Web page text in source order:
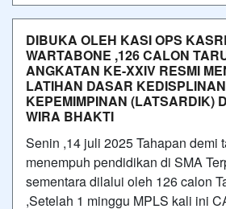
DIBUKA OLEH KASI OPS
WARTABONE ,126 CALON
ANGKATAN KE-XXIV RESMI
LATIHAN DASAR
KEPEMIMPINAN (LATSARDIK)
WIRA BHAKTI
Senin ,14 juli 2025 Tahapan demi
menempuh pendidikan di SMA
sementara dilalui oleh 126 calon
,Setelah 1 minggu MPLS kali ini